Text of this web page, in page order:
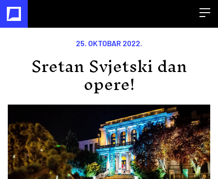
25. OKTOBAR 2022.
Sretan Svjetski dan
opere!